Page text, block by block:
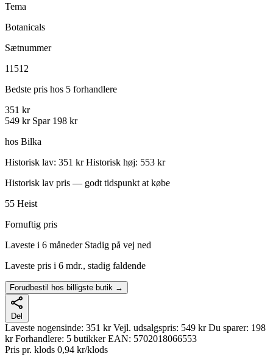
Tema
Botanicals
Sætnummer
11512
Bedste pris hos 5 forhandlere
351 kr
549 kr Spar 198 kr
hos Bilka
Historisk lav: 351 kr Historisk høj: 553 kr
Historisk lav pris — godt tidspunkt at købe
55 Heist
Fornuftig pris
Laveste i 6 måneder Stadig på vej ned
Laveste pris i 6 mdr., stadig faldende
Forudbestil hos billigste butik →
Del
Laveste nogensinde: 351 kr Vejl. udsalgspris: 549 kr Du sparer: 198
kr Forhandlere: 5 butikker EAN: 5702018066553
Pris pr. klods 0,94 kr/klods